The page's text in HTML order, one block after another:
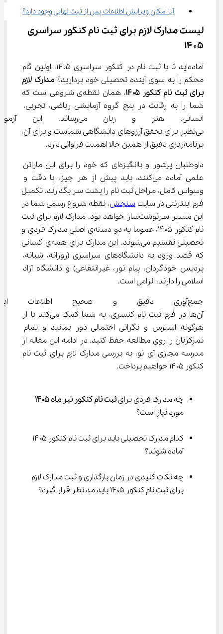
آیا امکان ویرایش اطلاعات پس از ثبت نهایی وجود دارد؟
لیست مدارک لازم برای ثبت نام کنکور سراسری
۱۴۰۵
آماده‌اید تا با ثبت نام در کنکور سراسری ۱۴۰۵، اولین گام
محکم را به سوی آینده تحصیلی خود بردارید؟ مدارک لازم
برای ثبت نام کنکور ۱۴۰۵
، همان نقطه‌ی شروعی است که
شما را به رقابت در پنج گروه آزمایشی ریاضی، تجربی،
انسانی، هنر و زبان
بی‌نظیر برای تحقق آرزوهای دانشگاهی شماست و برای آن،
برنامه‌ریزی دقیق از همین حالا اهمیت فراوانی دارد.
داوطلبان پرشور و باانگیزه‌ای که خود را برای این ماراتن
علمی آماده می‌کنند، باید پیش از هر چیز، با دقت و
وسواس کامل، مراحل ثبت نام را پشت سر بگذارند. تکمیل
فرم اینترنتی در سایت سنجش، نقطه شروع رسمی شما در
این مسیر سرنوشت‌ساز خواهد بود. مدارک لازم برای ثبت
نام کنکور ۱۴۰۵، عموما به دو دسته‌ی اصلی مدارک فردی و
تحصیلی تقسیم می‌شوند. این مدارک برای همه‌ی کسانی
که قصد ورود به دانشگاه‌های سراسری (روزانه، شبانه،
پردیس خودگردان، پیام نور، غیرانتفاعی) و دانشگاه آزاد
اسلامی را دارند، الزامی است.
جمع‌آوری دقیق و صحیح اطلاعات
آن‌ها در فرم ثبت نام کنسری، به شما کمک می‌کند تا از
هرگونه استرس و نگرانی احتمالی دور بمانید و تمام
تمرکزتان را روی مطالعه حفظ کنید. در ادامه این مقاله از
مدرسه مجازی آی نو، به بررسی مدارک لازم برای ثبت نام
کنکور ۱۴۰۵ خواهیم پرداخت.
چه مدارک فردی برای ثبت نام کنکور تیر ماه ۱۴۰۵
مورد نیاز است؟
آماده شوند؟
چه نکات کلیدی در زمان بارگذاری و ثبت مدارک لازم
برای ثبت نام کنکور ۱۴۰۵ باید مد نظر قرار گیرد؟